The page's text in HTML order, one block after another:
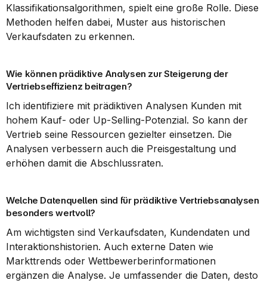
Klassifikationsalgorithmen, spielt eine große Rolle. Diese
Methoden helfen dabei, Muster aus historischen
Verkaufsdaten zu erkennen.
Wie können prädiktive Analysen zur Steigerung der
Vertriebseffizienz beitragen?
Ich identifiziere mit prädiktiven Analysen Kunden mit
hohem Kauf- oder Up-Selling-Potenzial. So kann der
Vertrieb seine Ressourcen gezielter einsetzen. Die
Analysen verbessern auch die Preisgestaltung und
erhöhen damit die Abschlussraten.
Welche Datenquellen sind für prädiktive Vertriebsanalysen
besonders wertvoll?
Am wichtigsten sind Verkaufsdaten, Kundendaten und
Interaktionshistorien. Auch externe Daten wie
Markttrends oder Wettbewerberinformationen
ergänzen die Analyse. Je umfassender die Daten, desto